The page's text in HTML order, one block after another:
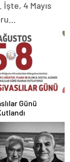
İşte, 4 Mayıs
Günü